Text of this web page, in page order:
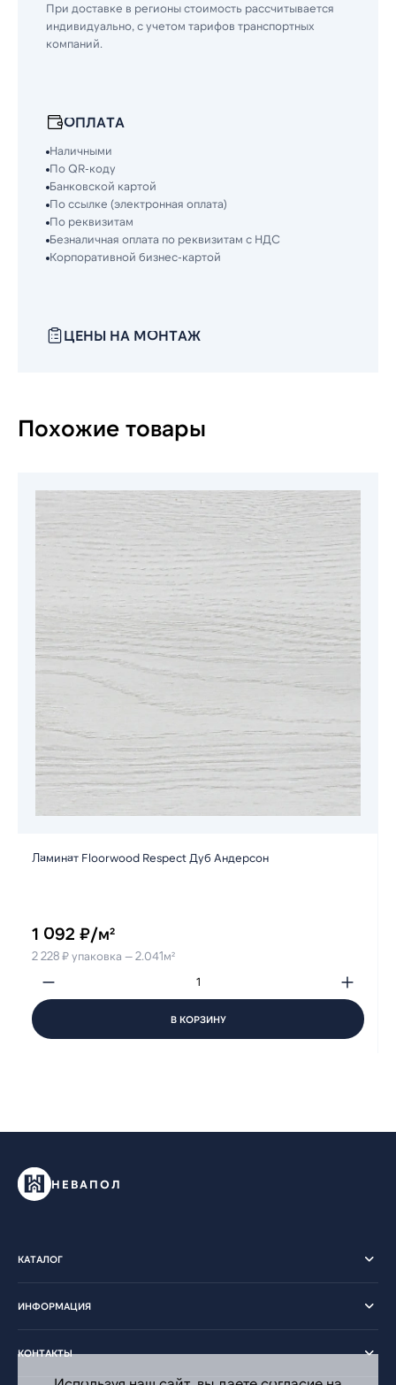
При доставке в регионы стоимость рассчитывается
индивидуально, с учетом тарифов транспортных
компаний.
ОПЛАТА
Наличными
По QR-коду
Банковской картой
По ссылке (электронная оплата)
По реквизитам
Безналичная оплата по реквизитам с НДС
Корпоративной бизнес-картой
ЦЕНЫ НА МОНТАЖ
Похожие товары
Ламинат Floorwood Respect Дуб Андерсон
1 092 ₽/м²
2 228 ₽ упаковка — 2.041м²
В КОРЗИНУ
НЕВАПОЛ
КАТАЛОГ
ИНФОРМАЦИЯ
КОНТАКТЫ